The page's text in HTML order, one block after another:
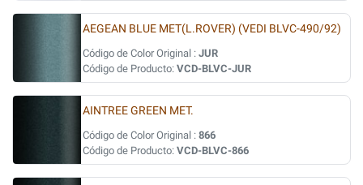
AEGEAN BLUE MET(L.ROVER) (VEDI BLVC-490/92)
Código de Color Original : JUR
Código de Producto: VCD-BLVC-JUR
AINTREE GREEN MET.
Código de Color Original : 866
Código de Producto: VCD-BLVC-866